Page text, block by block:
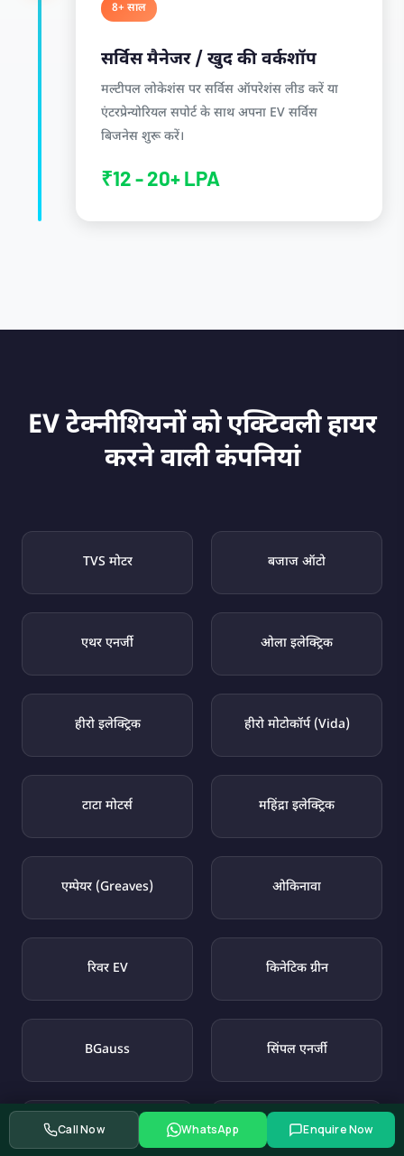
8+ साल
सर्विस मैनेजर / खुद की वर्कशॉप
मल्टीपल लोकेशंस पर सर्विस ऑपरेशंस लीड करें या
एंटरप्रेन्योरियल सपोर्ट के साथ अपना EV सर्विस
बिजनेस शुरू करें।
₹12 - 20+ LPA
EV टेक्नीशियनों को एक्टिवली हायर
करने वाली कंपनियां
TVS मोटर बजाज ऑटो
एथर एनर्जी ओला इलेक्ट्रिक
हीरो इलेक्ट्रिक हीरो मोटोकॉर्प (Vida)
टाटा मोटर्स महिंद्रा इलेक्ट्रिक
एम्पेयर (Greaves) ओकिनावा
रिवर EV किनेटिक ग्रीन
BGauss सिंपल एनर्जी
Yulu यूलर मोटर्स
Call Now WhatsApp Enquire Now